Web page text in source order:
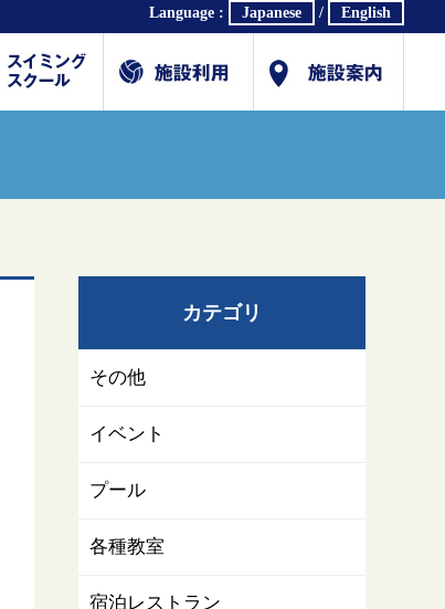
Language : Japanese / English
カテゴリ
その他
イベント
プール
各種教室
宿泊レストラン